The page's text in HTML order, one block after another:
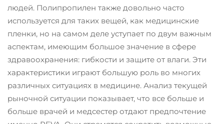
людей. Полипропилен также довольно часто
используется для таких вещей, как медицинские
пленки, но на самом деле уступает по двум важным
аспектам, имеющим большое значение в сфере
здравоохранения: гибкости и защите от влаги. Эти
характеристики играют большую роль во многих
различных ситуациях в медицине. Анализ текущей
рыночной ситуации показывает, что все больше и
больше врачей и медсестер отдают предпочтение